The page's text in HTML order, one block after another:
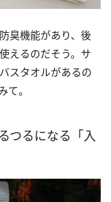
臭機能があり、後
えるのだそう。サ
スタオルがあるの
。
つるになる「入